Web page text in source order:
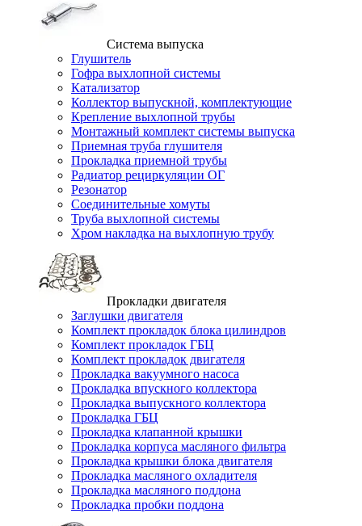
Система выпуска
Глушитель
Гофра выхлопной системы
Катализатор
Коллектор выпускной, комплектующие
Крепление выхлопной трубы
Монтажный комплект системы выпуска
Приемная труба глушителя
Прокладка приемной трубы
Радиатор рециркуляции ОГ
Резонатор
Соединительные хомуты
Труба выхлопной системы
Хром накладка на выхлопную трубу
Прокладки двигателя
Заглушки двигателя
Комплект прокладок блока цилиндров
Комплект прокладок ГБЦ
Комплект прокладок двигателя
Прокладка вакуумного насоса
Прокладка впускного коллектора
Прокладка выпускного коллектора
Прокладка ГБЦ
Прокладка клапанной крышки
Прокладка корпуса масляного фильтра
Прокладка крышки блока двигателя
Прокладка масляного охладителя
Прокладка масляного поддона
Прокладка пробки поддона